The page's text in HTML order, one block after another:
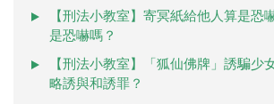
【刑法小教室】寄冥紙給他人算是恐
是恐嚇嗎？
【刑法小教室】「狐仙佛牌」誘騙少
略誘與和誘罪？